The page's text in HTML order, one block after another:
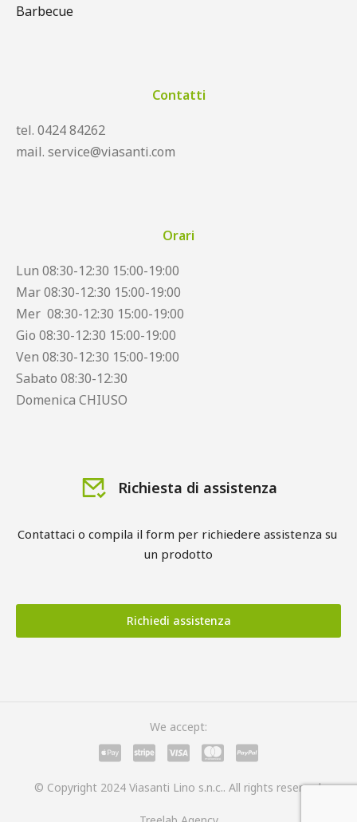
Barbecue
Contatti
tel. 0424 84262
mail. service@viasanti.com
Orari
Lun 08:30-12:30 15:00-19:00
Mar 08:30-12:30 15:00-19:00
Mer 08:30-12:30 15:00-19:00
Gio 08:30-12:30 15:00-19:00
Ven 08:30-12:30 15:00-19:00
Sabato 08:30-12:30
Domenica CHIUSO
Richiesta di assistenza
Contattaci o compila il form per richiedere assistenza su
un prodotto
Richiedi assistenza
© Copyright 2024 Viasanti Lino s.n.c.. All rights reserved.
We accept: